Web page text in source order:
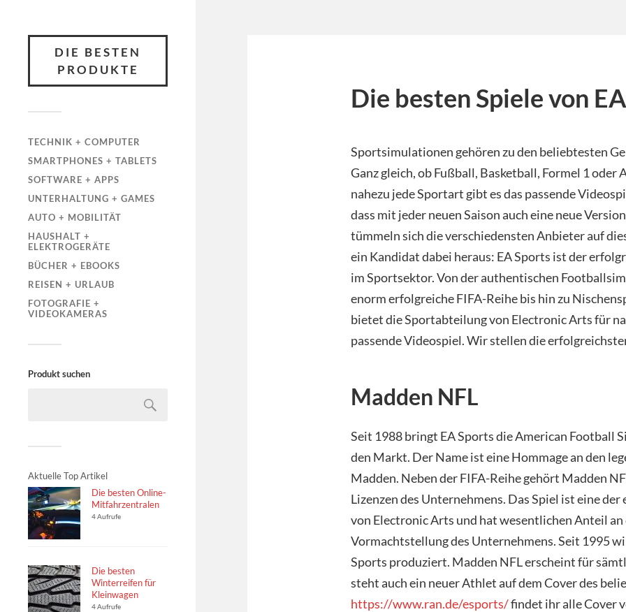
DIE BESTEN
PRODUKTE
TECHNIK + COMPUTER
SMARTPHONES + TABLETS
SOFTWARE + APPS
UNTERHALTUNG + GAMES
AUTO + MOBILITÄT
HAUSHALT +
ELEKTROGERÄTE
BÜCHER + EBOOKS
REISEN + URLAUB
FOTOGRAFIE +
VIDEOKAMERAS
Produkt suchen
Aktuelle Top Artikel
Die besten Online-
Mitfahrzentralen
4 Aufrufe
Die besten
Winterreifen für
Kleinwagen
4 Aufrufe
Die besten Spiele von
Sportsimulationen gehören zu den beliebtesten
Ganz gleich, ob Fußball, Basketball, Formel 1 oder
nahezu jede Sportart gibt es das passende
dass mit jeder neuen Saison auch eine neue
tümmeln sich die verschiedensten Anbieter auf
ein Kandidat dabei heraus: EA Sports ist der
im Sportsektor. Von der authentischen
enorm erfolgreiche FIFA-Reihe bis hin zu
bietet die Sportabteilung von Electronic Arts für
passende Videospiel. Wir stellen die
Madden NFL
Seit 1988 bringt EA Sports die American Football
den Markt. Der Name ist eine Hommage an den
Madden. Neben der FIFA-Reihe gehört Madden
Lizenzen des Unternehmens. Das Spiel ist eine
von Electronic Arts und hat wesentlichen Anteil
Vormachtstellung des Unternehmens. Seit 1995
Sports produziert. Madden NFL erscheint für
steht auch ein neuer Athlet auf dem Cover des
https://www.ran.de/esports/findet ihr alle Cover